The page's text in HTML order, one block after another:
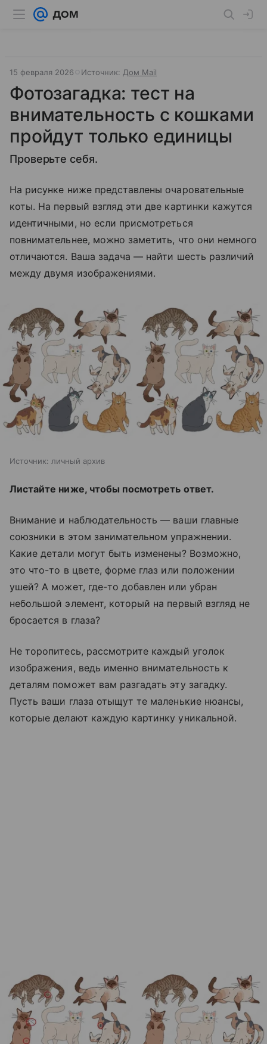
15 февраля 2026 Источник: Дом Mail
Фотозагадка: тест на
внимательность с кошками
пройдут только единицы
Проверьте себя.
На рисунке ниже представлены очаровательные
коты. На первый взгляд эти две картинки кажутся
идентичными, но если присмотреться
повнимательнее, можно заметить, что они немного
отличаются. Ваша задача — найти шесть различий
между двумя изображениями.
Источник: личный архив
Листайте ниже, чтобы посмотреть ответ.
Внимание и наблюдательность — ваши главные
союзники в этом занимательном упражнении.
Какие детали могут быть изменены? Возможно,
это что-то в цвете, форме глаз или положении
ушей? А может, где-то добавлен или убран
небольшой элемент, который на первый взгляд не
бросается в глаза?
Не торопитесь, рассмотрите каждый уголок
изображения, ведь именно внимательность к
деталям поможет вам разгадать эту загадку.
Пусть ваши глаза отыщут те маленькие нюансы,
которые делают каждую картинку уникальной.